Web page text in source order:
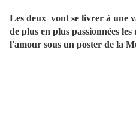
Les deux vont se livrer à une
de plus en plus passionnées
l'amour sous un poster de la